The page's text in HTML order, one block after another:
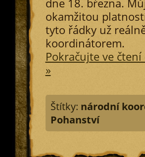
dne 18. března.
okamžitou
tyto řádky už
koordinátorem.
Pokračujte ve
»
Štítky: národní
Pohanství